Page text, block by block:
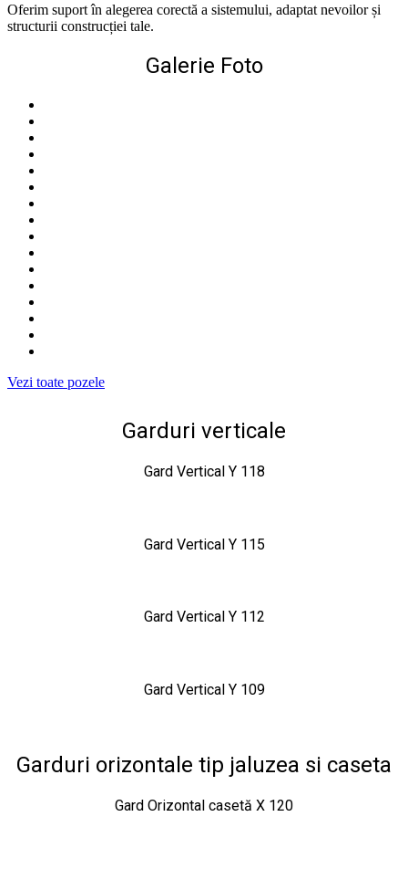
Oferim suport în alegerea corectă a sistemului, adaptat nevoilor și
structurii construcției tale.
Galerie Foto
Vezi toate pozele
Garduri verticale
Gard Vertical Y 118
Gard Vertical Y 115
Gard Vertical Y 112
Gard Vertical Y 109
Garduri orizontale tip jaluzea si caseta
Gard Orizontal casetă X 120